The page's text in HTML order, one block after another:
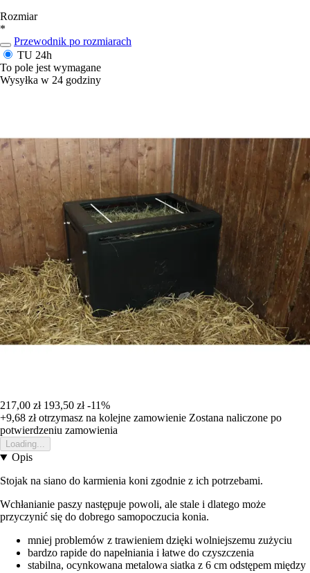
Rozmiar
*
Przewodnik po rozmiarach
TU 24h
To pole jest wymagane
Wysyłka w 24 godziny
217,00 zł 193,50 zł -11%
+9,68 złotrzymasz na kolejne zamowienie Zostana naliczone po
potwierdzeniu zamowienia
Loading...
Opis
Stojak na siano do karmienia koni zgodnie z ich potrzebami.
Wchłanianie paszy następuje powoli, ale stale i dlatego może
przyczynić się do dobrego samopoczucia konia.
mniej problemów z trawieniem dzięki wolniejszemu zużyciu
bardzo rapide do napełniania i łatwe do czyszczenia
stabilna, ocynkowana metalowa siatka z 6 cm odstępem między